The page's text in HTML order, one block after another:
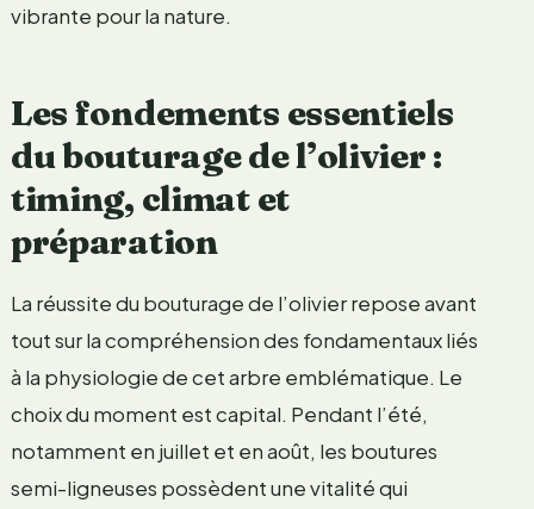
vibrante pour la nature.
Les fondements essentiels
du bouturage de l’olivier :
timing, climat et
préparation
La réussite du bouturage de l’olivier repose avant
tout sur la compréhension des fondamentaux liés
à la physiologie de cet arbre emblématique. Le
choix du moment est capital. Pendant l’été,
notamment en juillet et en août, les boutures
semi-ligneuses possèdent une vitalité qui